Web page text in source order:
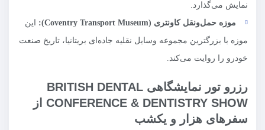
نمایش می‌گذارد.
موزه حمل‌ونقل کاونتری (Coventry Transport Museum
): این
موزه با بزرگترین مجموعه وسایل نقلیه جاده‌ای بریتانیا، تاریخ صنعت
خودرو را روایت می‌کند.
رزرو تور نمایشگاهی BRITISH DENTAL
CONFERENCE & DENTISTRY SHOW از
سفرهای هزار و یکشب